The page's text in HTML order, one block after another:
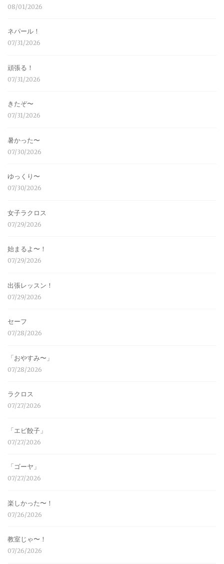
08/01/2026
ネパール！
07/31/2026
頑張る！
07/31/2026
きたぞ〜
07/31/2026
暑かった〜
07/30/2026
ゆっくり〜
07/30/2026
女子ラクロス
07/29/2026
始まるよ〜！
07/29/2026
出張レッスン！
07/29/2026
セーフ
07/28/2026
「おやすみ〜」
07/28/2026
ラクロス
07/27/2026
「エビ餃子」
07/27/2026
「ゴーヤ」
07/27/2026
楽しかった〜！
07/26/2026
教室じゃ〜！
07/26/2026